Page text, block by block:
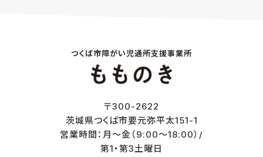
つくば市障がい児通所支援事業所
〒300-2622
茨城県つくば市要元弥平太151-1
営業時間：月～金（9:00～18:00）/
第1・第3土曜日